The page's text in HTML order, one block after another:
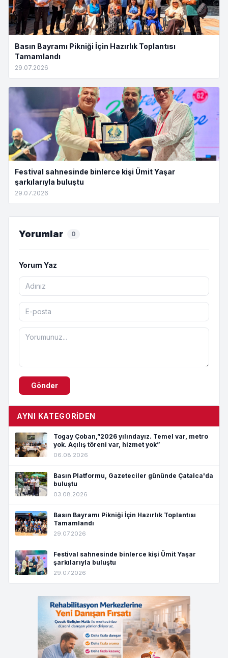
Basın Bayramı Pikniği İçin Hazırlık Toplantısı
Tamamlandı
29.07.2026
Festival sahnesinde binlerce kişi Ümit Yaşar
şarkılarıyla buluştu
29.07.2026
Yorumlar 0
Yorum Yaz
Gönder
AYNI KATEGORIDEN
Togay Çoban,”2026 yılındayız. Temel var, metro
yok. Açılış töreni var, hizmet yok”
06.08.2026
Basın Platformu, Gazeteciler gününde Çatalca'da
buluştu
03.08.2026
Basın Bayramı Pikniği İçin Hazırlık Toplantısı
Tamamlandı
29.07.2026
Festival sahnesinde binlerce kişi Ümit Yaşar
şarkılarıyla buluştu
29.07.2026